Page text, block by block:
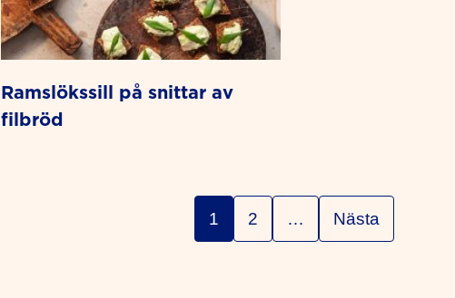
ramslökssill på snittar av
filbröd
1 2 … Nästa